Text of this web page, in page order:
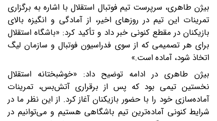
بیژن طاهری، سرپرست تیم فوتبال استقلال با اشاره به برگزاری
تمرینات این تیم در روزهای اخیر، از آمادگی و انگیزه بالای
بازیکنان در مقطع کنونی خبر داد و تأکید کرد: «باشگاه استقلال
برای هر تصمیمی که از سوی فدراسیون فوتبال و سازمان لیگ
اتخاذ شود، آماده است.»
بیژن طاهری در ادامه توضیح داد: «خوشبختانه استقلال
نخستین تیمی بود که پس از برقراری آتش‌بس، تمرینات
آماده‌سازی خود را با حضور بازیکنان آغاز کرد. از این نظر ما در
شرایط کنونی آماده‌ترین تیم باشگاهی هستیم و می‌توانیم در